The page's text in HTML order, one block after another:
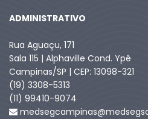
ADMINISTRATIVO
Rua Aguaçu, 171
Sala 115 | Alphaville Cond. Ypê
Campinas/SP | CEP: 13098-321
(19) 3308-5313
(11) 99410-9074​